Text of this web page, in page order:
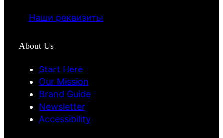
Наши реквизиты
About Us
Start Here
Our Mission
Brand Guide
Newsletter
Accessibility